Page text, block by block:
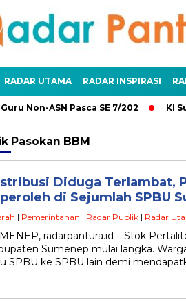
RADAR UTAMA RADAR INSPIRASI
Non-ASN Pasca SE 7/202 KI
Pasokan BBM
Diduga Terlambat,
di Sejumlah SPBU
| Pemerintahan | Radar Publik | Radar
radarpantura.id – Stok
Sumenep mulai langka.
SPBU ke SPBU lain demi